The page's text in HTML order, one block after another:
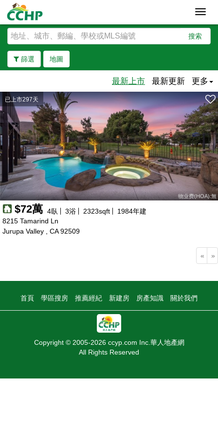
搜索
篩選 地圖
去除邊界
最新上市 最新更新 更多
已上市297天
物业费(HOA):無
$72萬 4臥 3浴 2323sqft 1984年建
8215 Tamarind Ln
Jurupa Valley , CA 92509
« »
首頁 學區搜房 推薦經紀 新建房 房產知識 關於我們
Copyright © 2005-2026 ccyp.com Inc.華人地產網
All Rights Reserved